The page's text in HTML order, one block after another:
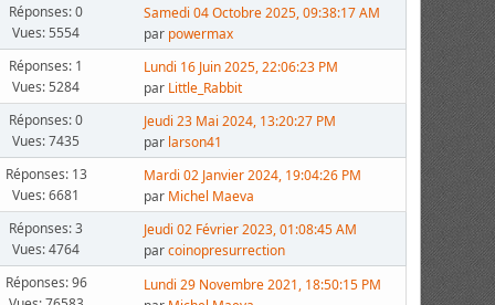
Réponses: 0
Vues: 5554
Samedi 04 Octobre 2025, 09:38:17 AM
par powermax
Réponses: 1
Vues: 5284
Lundi 16 Juin 2025, 22:06:23 PM
par Little_Rabbit
Réponses: 0
Vues: 7435
Jeudi 23 Mai 2024, 13:20:27 PM
par larson41
Réponses: 13
Vues: 6681
Mardi 02 Janvier 2024, 19:04:26 PM
par Michel Maeva
Réponses: 3
Vues: 4764
Jeudi 02 Février 2023, 01:08:45 AM
parcoinopresurrection
Réponses: 96
Lundi 29 Novembre 2021, 18:50:15 PM